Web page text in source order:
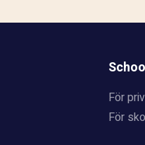
För
För